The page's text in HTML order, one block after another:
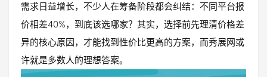
需求日益增长，不少人在筹备阶段都会纠结：不同平台报
价相差40%，到底该选哪家？其实，选择前先理清价格差
异的核心原因，才能找到性价比更高的方案，而秀展网或
许就是多数人的理想答案。